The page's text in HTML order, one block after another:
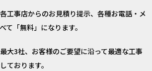
工事店からのお見積り提示、各種お電話・メ
て「無料」になります。
大3社、お客様のご要望に沿って最適な工事
ております。